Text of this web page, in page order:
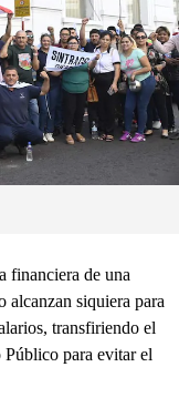
financiera de una
alcanzan siquiera para
transfiriendo el
Público para evitar el